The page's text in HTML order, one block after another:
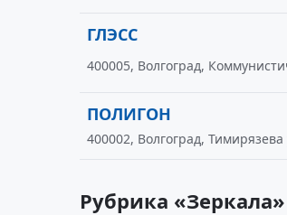
ГЛЭСС
400005, Волгоград,
ПОЛИГОН
400002, Волгоград, Тимирязева
Рубрика